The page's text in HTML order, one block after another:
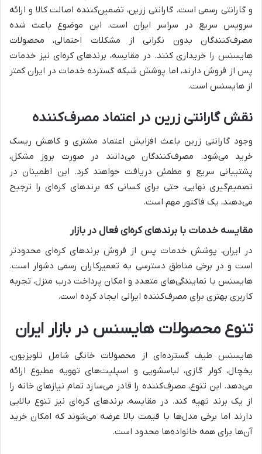
و گارانتی رسمی است. گارانتی زرین، تضمین‌کننده اصالت کالا و ارائه
سرویس سریع در سراسر ایران است. این موضوع باعث شده
مصرف‌کنندگان بدون نگرانی از مشکلات احتمالی، محصولات
هایسنس را خریداری کنند. در مقایسه، برندهای کره‌ای نیز خدمات
پس از فروش دارند، اما پوشش شبکه گسترده خدمات در ایران کمتر
از هایسنس است.
نقش گارانتی زرین در اعتماد مصرف‌کننده
وجود گارانتی زرین باعث افزایش اعتماد مشتری و کاهش ریسک
خرید می‌شود. مصرف‌کنندگان می‌دانند در صورت بروز مشکل،
پشتیبانی سریع و مطمئن دریافت خواهند کرد. این اطمینان در
تصمیم‌گیری نهایی، حتی برای کسانی که برندهای کره‌ای را ترجیح
می‌دهند، یک فاکتور مهم است.
مقایسه خدمات با برندهای کره‌ای فعال در بازار
در ایران، پوشش خدمات پس از فروش برندهای کره‌ای محدودتر
است و در برخی مناطق دسترسی به تعمیرکاران رسمی دشوار است.
هایسنس با نمایندگی‌های متعدد و امکان پرداخت درب منزل، تجربه
کاربری بهتری برای مصرف‌کننده ایرانی ایجاد کرده است.
تنوع محصولات هایسنس در بازار ایران
هایسنس طیف گسترده‌ای از محصولات خانگی شامل تلویزیون،
یخچال، کولر گازی، لباسشویی و اسپلیت‌های تهویه مطبوع ارائه
می‌دهد. این تنوع، مصرف‌کننده را قادر می‌سازد تمام نیازهای خانه را
از یک برند تهیه کند. در مقایسه، برندهای کره‌ای نیز تنوع بالایی
دارند اما برخی مدل‌ها با قیمت بالا عرضه می‌شوند که امکان خرید
آن‌ها برای همه خانواده‌ها محدود است.